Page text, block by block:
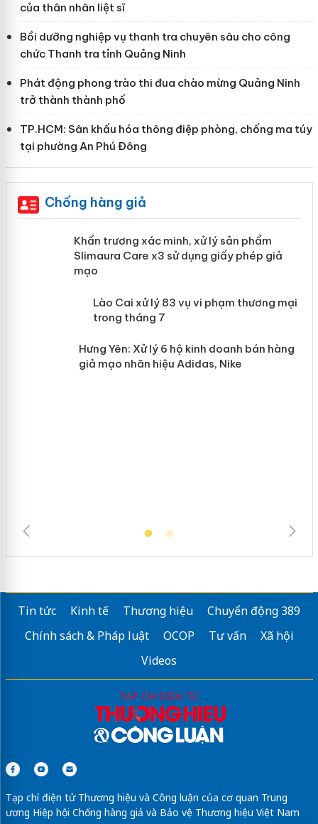
của thân nhân liệt sĩ
Bồi dưỡng nghiệp vụ thanh tra chuyên sâu cho công
chức Thanh tra tỉnh Quảng Ninh
Phát động phong trào thi đua chào mừng Quảng Ninh
trở thành thành phố
TP.HCM: Sân khấu hóa thông điệp phòng, chống ma túy
tại phường An Phú Đông
Chống hàng giả
Khẩn trương xác minh, xử lý sản phẩm
Slimaura Care x3 sử dụng giấy phép giả
mạo
Lào Cai xử lý 83 vụ vi phạm thương
mại trong tháng 7
Tin tức Kinh tế Thương hiệu
Chuyển động 389
Chính sách & Pháp luật
OCOP Tư vấn
Xã hội
Videos
Tạp chí điện tử Thương hiệu và Công luận của cơ quan Trung
ương Hiệp hội Chống hàng giả và Bảo vệ Thương hiệu Việt Nam